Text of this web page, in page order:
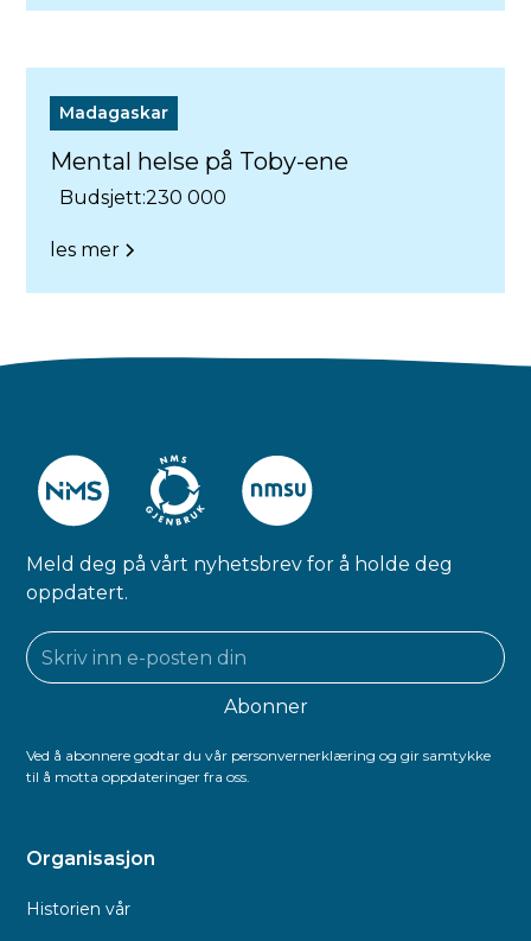
Madagaskar
Mental helse på Toby-ene
Budsjett:230 000
les mer
Meld deg på vårt nyhetsbrev for å holde deg
oppdatert.
Ved å abonnere godtar du vår personvernerklæring og gir samtykke
til å motta oppdateringer fra oss.
Organisasjon
Historien vår